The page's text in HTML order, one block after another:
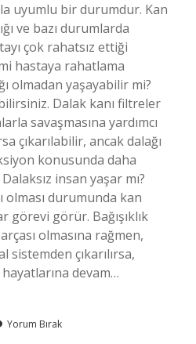
uyumlu bir durumdur. Kan
ve bazı durumlarda
çok rahatsız ettiği
hastaya rahatlama
olmadan yaşayabilir mi?
Dalak kanı filtreler
savaşmasına yardımcı
çıkarılabilir, ancak dalağı
konusunda daha
insan yaşar mı?
olması durumunda kan
görür. Bağışıklık
olmasına rağmen,
çıkarılırsa,
devam…
Yorum Bırak